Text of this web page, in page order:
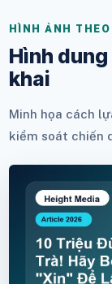
HÌNH ẢNH THEO
Hình
khai
Minh họa cách
kiểm soát chiến